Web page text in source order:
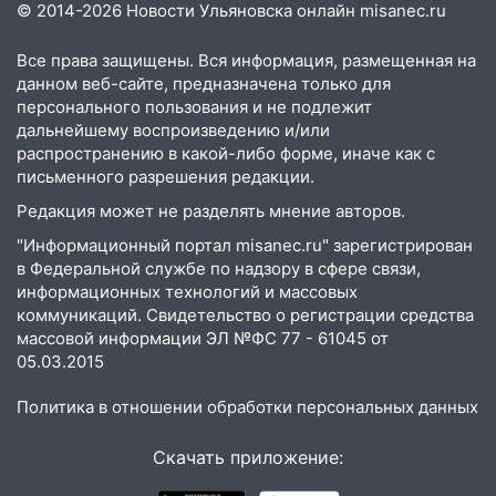
Ульяновске останется закрытым до
05:18 Судьба готовит сюрприз: гороскоп
на 8 августа — кому повезет с
деньгами, а кого ждет неожиданная
встреча
04:47 В Ульяновской области объявили
ракетную опасность: звучат сирены
07.08.2026
20:40 Ульяновские аграрии смогут
купить тракторы с отсрочкой платежа
до декабря
19:34 В следственном управлении
состоялось торжественное
мероприятие, приуроченное к
следствия Российской Федерации
© 2014-2026 Новости Ульяновска онлайн misanec.ru
Все права защищены. Вся информация, размещенная на
данном веб-сайте, предназначена только для
персонального пользования и не подлежит
дальнейшему воспроизведению и/или
распространению в какой-либо форме, иначе как с
письменного разрешения редакции.
Редакция может не разделять мнение авторов.
"Информационный портал misanec.ru" зарегистрирован
в Федеральной службе по надзору в сфере связи,
информационных технологий и массовых
коммуникаций. Свидетельство о регистрации средства
массовой информации ЭЛ №ФС 77 - 61045 от
05.03.2015
Политика в отношении обработки персональных данных
Скачать приложение: